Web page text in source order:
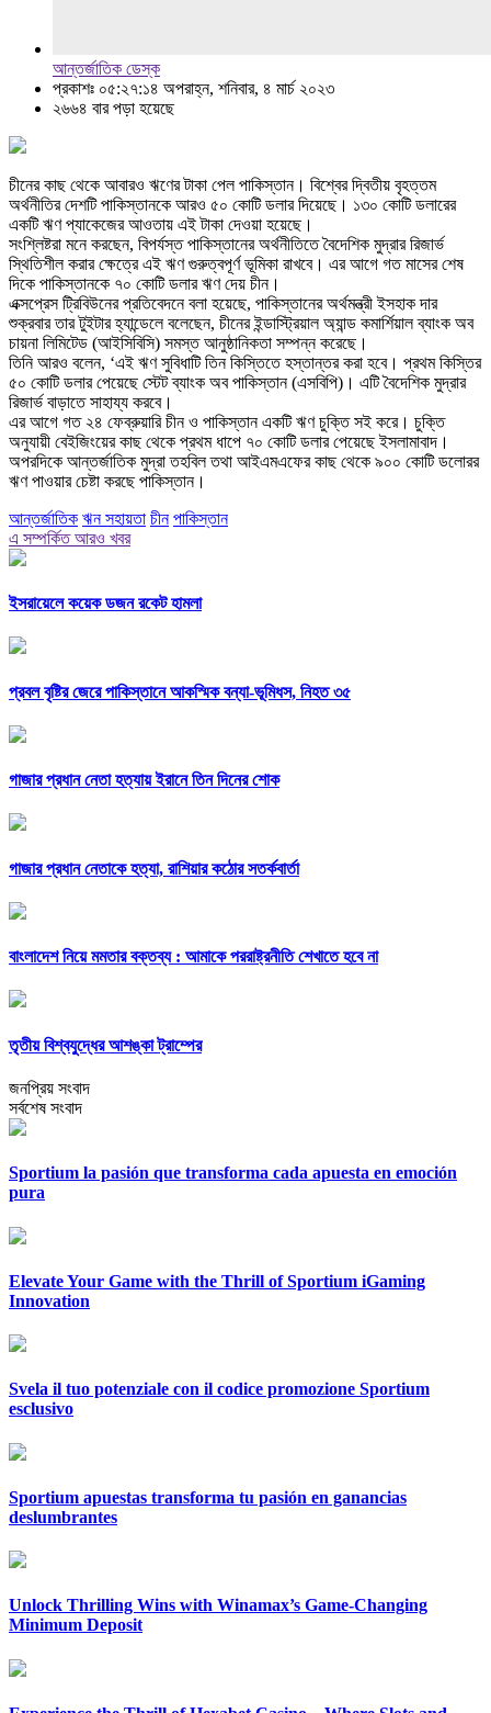
আন্তর্জাতিক ডেস্ক
প্রকাশঃ ০৫:২৭:১৪ অপরাহ্ন, শনিবার, ৪ মার্চ ২০২৩
২৬৬৪ বার পড়া হয়েছে
চীনের কাছ থেকে আবারও ঋণের টাকা পেল পাকিস্তান। বিশ্বের দ্বিতীয় বৃহত্তম
অর্থনীতির দেশটি পাকিস্তানকে আরও ৫০ কোটি ডলার দিয়েছে। ১৩০ কোটি ডলারের
একটি ঋণ প্যাকেজের আওতায় এই টাকা দেওয়া হয়েছে।
সংশ্লিষ্টরা মনে করছেন, বিপর্যস্ত পাকিস্তানের অর্থনীতিতে বৈদেশিক মুদ্রার রিজার্ভ
স্থিতিশীল করার ক্ষেত্রে এই ঋণ গুরুত্বপূর্ণ ভূমিকা রাখবে। এর আগে গত মাসের শেষ
দিকে পাকিস্তানকে ৭০ কোটি ডলার ঋণ দেয় চীন।
এক্সপ্রেস ট্রিবিউনের প্রতিবেদনে বলা হয়েছে, পাকিস্তানের অর্থমন্ত্রী ইসহাক দার
শুক্রবার তার টুইটার হ্যান্ডেলে বলেছেন, চীনের ইন্ডাস্ট্রিয়াল অ্যান্ড কমার্শিয়াল ব্যাংক অব
চায়না লিমিটেড (আইসিবিসি) সমস্ত আনুষ্ঠানিকতা সম্পন্ন করেছে।
তিনি আরও বলেন, ‘এই ঋণ সুবিধাটি তিন কিস্তিতে হস্তান্তর করা হবে। প্রথম কিস্তির
৫০ কোটি ডলার পেয়েছে স্টেট ব্যাংক অব পাকিস্তান (এসবিপি)। এটি বৈদেশিক মুদ্রার
রিজার্ভ বাড়াতে সাহায্য করবে।
এর আগে গত ২৪ ফেব্রুয়ারি চীন ও পাকিস্তান একটি ঋণ চুক্তি সই করে। চুক্তি
অনুযায়ী বেইজিংয়ের কাছ থেকে প্রথম ধাপে ৭০ কোটি ডলার পেয়েছে ইসলামাবাদ।
অপরদিকে আন্তর্জাতিক মুদ্রা তহবিল তথা আইএমএফের কাছ থেকে ৯০০ কোটি ডলোরর
ঋণ পাওয়ার চেষ্টা করছে পাকিস্তান।
আন্তর্জাতিক ঋন সহায়তা চীন পাকিস্তান
এ সম্পর্কিত আরও খবর
ইসরায়েলে কয়েক ডজন রকেট হামলা
প্রবল বৃষ্টির জেরে পাকিস্তানে আকস্মিক বন্যা-ভূমিধস, নিহত ৩৫
গাজার প্রধান নেতা হত্যায় ইরানে তিন দিনের শোক
গাজার প্রধান নেতাকে হত্যা, রাশিয়ার কঠোর সতর্কবার্তা
বাংলাদেশ নিয়ে মমতার বক্তব্য : আমাকে পররাষ্ট্রনীতি শেখাতে হবে না
তৃতীয় বিশ্বযুদ্ধের আশঙ্কা ট্রাম্পের
জনপ্রিয় সংবাদ
সর্বশেষ সংবাদ
Sportium la pasión que transforma cada apuesta en emoción
pura
Elevate Your Game with the Thrill of Sportium iGaming
Innovation
Svela il tuo potenziale con il codice promozione Sportium
esclusivo
Sportium apuestas transforma tu pasión en ganancias
deslumbrantes
Unlock Thrilling Wins with Winamax’s Game-Changing
Minimum Deposit